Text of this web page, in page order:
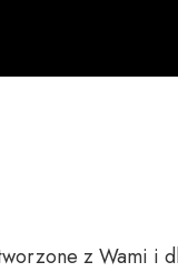
z Wami i